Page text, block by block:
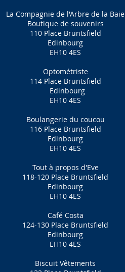
La Compagnie de l'Arbre de la Baie
Boutique de souvenirs
110 Place Bruntsfield
Edinbourg
EH10 4ES
Optométriste
114 Place Bruntsfield
Edinbourg
EH10 4ES
Boulangerie du coucou
116 Place Bruntsfield
Edinbourg
EH10 4ES
Tout à propos d'Eve
118-120 Place Bruntsfield
Edinbourg
EH10 4ES
Café Costa
124-130 Place Bruntsfield
Edinbourg
EH10 4ES
Biscuit Vêtements